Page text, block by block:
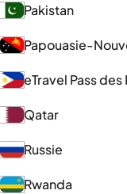
Pakistan
Papouasie-
eTravel Pass
Qatar
Russie
Rwanda